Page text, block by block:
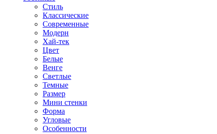
Стиль
Классические
Современные
Модерн
Хай-тек
Цвет
Белые
Венге
Светлые
Темные
Размер
Мини стенки
Форма
Угловые
Особенности